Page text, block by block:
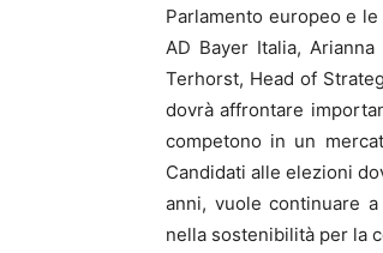
Parlamento europeo e
AD Bayer Italia,
Terhorst, Head of
dovrà affrontare
competono in un
Candidati alle elezioni
anni, vuole continuare
nella sostenibilità per la